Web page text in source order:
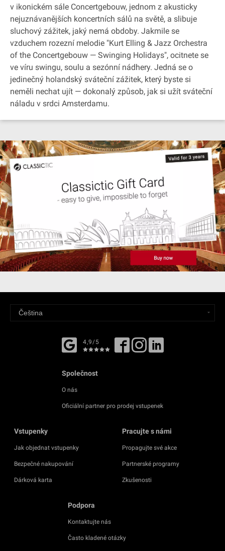
v ikonickém sále Concertgebouw, jednom z akusticky
nejuznávanějších koncertních sálů na světě, a slibuje
sluchový zážitek, jaký nemá obdoby. Jakmile se
vzduchem rozezní melodie "Kurt Elling & Jazz Orchestra
of the Concertgebouw — Swinging Holidays", ocitnete se
ve víru swingu, soulu a sezónní nádhery. Jedná se o
jedinečný holandský sváteční zážitek, který byste si
neměli nechat ujít — dokonalý způsob, jak si užít sváteční
náladu v srdci Amsterdamu.
4,9/5
Společnost
O nás
Oficiální partner pro prodej vstupenek
Vstupenky
Jak objednat vstupenky
Bezpečné nakupování
Dárková karta
Pracujte s námi
Propagujte své akce
Partnerské programy
Zkušenosti
Podpora
Kontaktujte nás
Často kladené otázky